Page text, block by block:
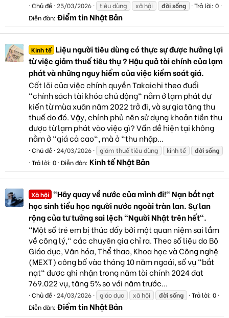
Chủ đề 25/03/2026 tiêu dùng xã hội đờisống
Trả lời: 0
Diễn đàn: Điểm tin Nhật Bản
Kinh tế Liệu người tiêu dùng có thực sự được hưởng lợi
từ việc giảm thuế tiêu thụ ? Hậu quả tài chính của lạm
phát và những nguy hiểm của việc kiểm soát giá.
Cốt lõi của việc chính quyền Takaichi theo đuổi
"chính sách tài khóa chủ động" nằm ở lạm phát dự
kiến từ mùa xuân năm 2022 trở đi, và sự gia tăng thu
thuế do đó. Vậy, chính phủ nên sử dụng khoản tiền thu
được từ lạm phát vào việc gì? Vấn đề hiện tại không
nằm ở "giá cả cao", mà ở "thu nhập...
Chủ đề 24/03/2026 giảm thuế tiêu dùng kinh tế đờisống
Trả lời: 0 Diễn đàn: Kinh tế Nhật Bản
Xã hội "Hãy quay về nước của mình đi!" Nạn bắt nạt
học sinh tiểu học người nước ngoài tràn lan. Sự lan
rộng của tư tưởng sai lệch "Người Nhật trên hết".
"Một số trẻ em bị thúc đẩy bởi một quan niệm sai lầm
về công lý," các chuyên gia chỉ ra. Theo số liệu do Bộ
Giáo dục, Văn hóa, Thể thao, Khoa học và Công nghệ
(MEXT) công bố vào tháng 10 năm ngoái, số vụ "bắt
nạt" được ghi nhận trong năm tài chính 2024 đạt
769.022 vụ, tăng 5% so với năm trước...
Chủ đề 24/03/2026 giáo dục xã hội đờisống
Trả lời: 0
Diễn đàn: Điểm tin Nhật Bản